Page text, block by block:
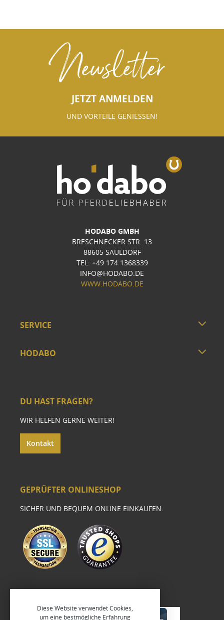
Newsletter
JETZT ANMELDEN
UND VORTEILE GENIESSEN!
HODABO GMBH
BRESCHNECKER STR. 13
88605 SAULDORF
TEL: +49 174 1368339
INFO@HODABO.DE
WWW.HODABO.DE
SERVICE
HODABO
DU HAST FRAGEN?
WIR HELFEN GERNE WEITER!
Kontakt
GEPRÜFTER ONLINESHOP
SICHER UND BEQUEM ONLINE EINKAUFEN.
Diese Website verwendet Cookies,
um eine bestmögliche Erfahrung